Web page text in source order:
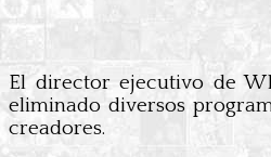
El director ejecutivo de
eliminado diversos
creadores.